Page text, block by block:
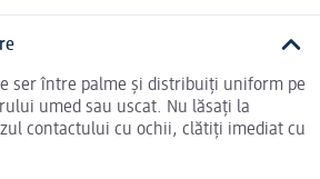
ser între palme și distribuiți uniform pe
umed sau uscat. Nu lăsați la
contactului cu ochii, clătiți imediat cu